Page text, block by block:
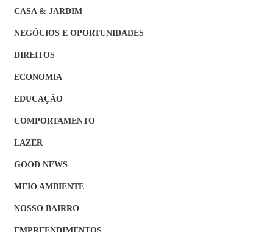
CASA & JARDIM
NEGÓCIOS E OPORTUNIDADES
DIREITOS
ECONOMIA
EDUCAÇÃO
COMPORTAMENTO
LAZER
GOOD NEWS
MEIO AMBIENTE
NOSSO BAIRRO
EMPREENDIMENTOS